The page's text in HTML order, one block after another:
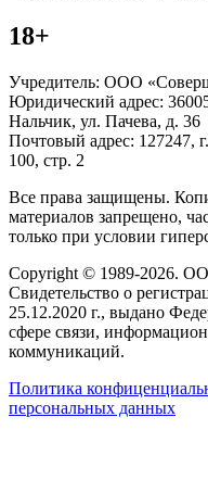
18+
Учредитель: ООО
Юридический адрес:
Нальчик, ул. Пачева, д. 36
Почтовый адрес: 127247,
100, стр. 2
Все права защищены.
материалов запрещено,
только при условии
Copyright © 1989-2026.
Свидетельство о
25.12.2020 г., выдано
сфере связи,
коммуникаций.
Политика
персональных данных